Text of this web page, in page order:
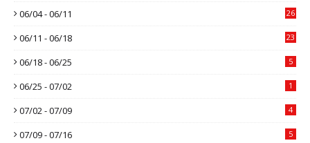
06/04 - 06/11 26
06/11 - 06/18 23
06/18 - 06/25 5
06/25 - 07/02 1
07/02 - 07/09 4
07/09 - 07/16 5